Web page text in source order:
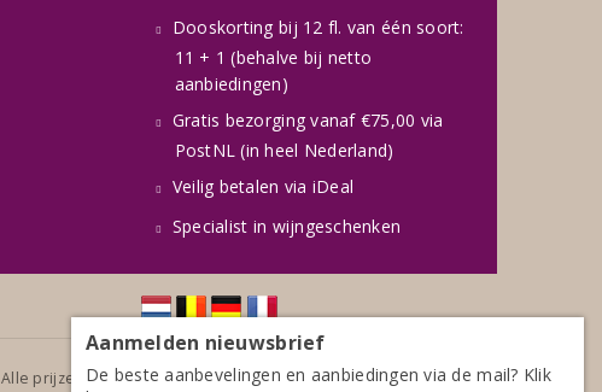
Dooskorting bij 12 fl. van één soort:
11 + 1 (behalve bij netto
aanbiedingen)
Gratis bezorging vanaf €75,00 via
PostNL (in heel Nederland)
Veilig betalen via iDeal
Specialist in wijngeschenken
Alle prijzen zijn inclusief BTW, exclusief eventuele verzendkosten.
Aanmelden nieuwsbrief
De beste aanbevelingen en aanbiedingen via de mail? Klik